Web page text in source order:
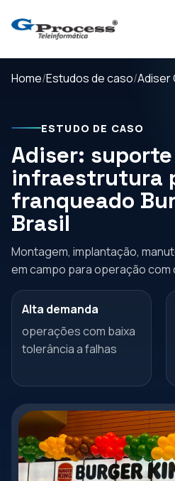
Home Estudos de caso Adiser
ESTUDO DE CASO
Adiser:
infraestrutura
franqueado
Brasil
Montagem, implantação,
em campo para operação com
Alta demanda
operações com baixa
tolerância a falhas